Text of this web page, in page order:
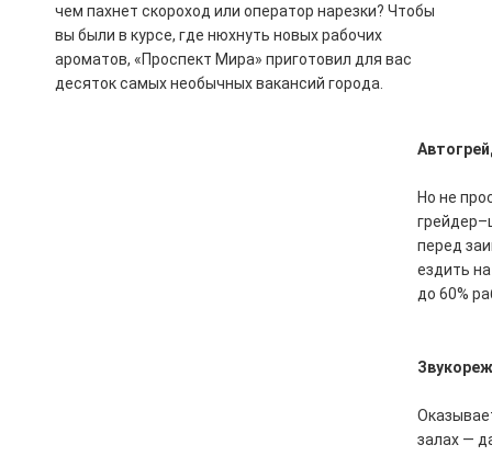
чем пахнет скороход или оператор нарезки? Чтобы
вы были в курсе, где нюхнуть новых рабочих
ароматов, «Проспект Мира» приготовил для вас
десяток самых необычных вакансий города.
Но не
перед
ездить
до 60%
залах —